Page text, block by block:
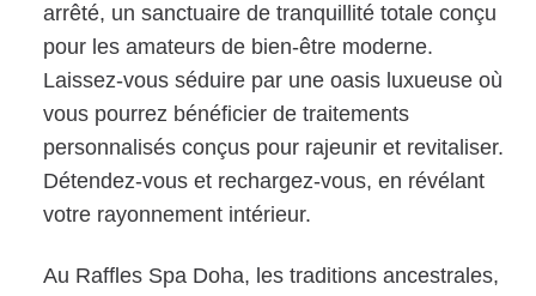
arrêté, un sanctuaire de tranquillité totale conçu
pour les amateurs de bien-être moderne.
Laissez-vous séduire par une oasis luxueuse où
vous pourrez bénéficier de traitements
personnalisés conçus pour rajeunir et revitaliser.
Détendez-vous et rechargez-vous, en révélant
votre rayonnement intérieur.
Au Raffles Spa Doha, les traditions ancestrales,